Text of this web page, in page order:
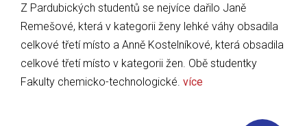
Z Pardubických studentů se nejvíce dařilo Janě
Remešové, která v kategorii ženy lehké váhy obsadila
celkové třetí místo a Anně Kostelníkové, která obsadila
celkové třetí místo v kategorii žen. Obě studentky
Fakulty chemicko-technologické. více